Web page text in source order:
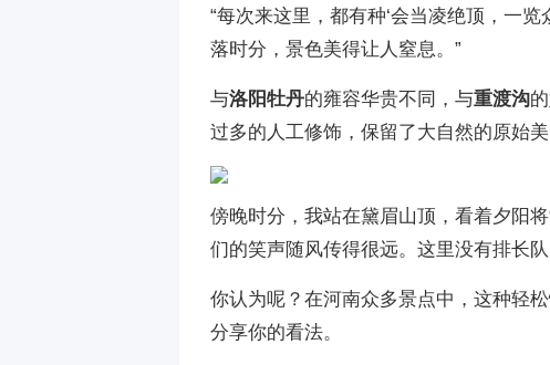
“每次来这里，都有种‘会当凌绝顶，一
落时分，景色美得让人窒息。”
与洛阳牡丹的雍容华贵不同，与重渡沟
过多的人工修饰，保留了大自然的原始美
傍晚时分，我站在黛眉山顶，看着夕阳
们的笑声随风传得很远。这里没有排长
你认为呢？在河南众多景点中，这种轻
分享你的看法。